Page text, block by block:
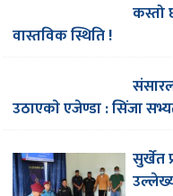
कस्तो
वास्तविक स्थिति !
उठाएकाे एजेण्डा : सिंजा
सुर्खेत